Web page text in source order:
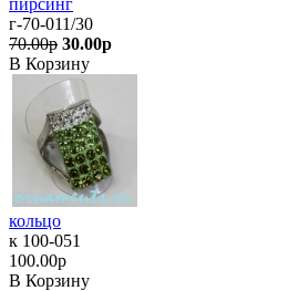
г-70-011/30
70.00р 30.00р
В Корзину
кольцо
к 100-051
100.00р
В Корзину